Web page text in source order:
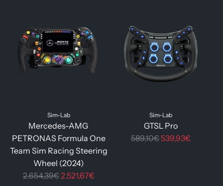
Sim-Lab
Mercedes-AMG
PETRONAS Formula One
Team Sim Racing Steering
Wheel (2024)
R
2.654,39€2.521,67€
Sim-Lab
GTSL Pro
R
589,10€ 539,93€